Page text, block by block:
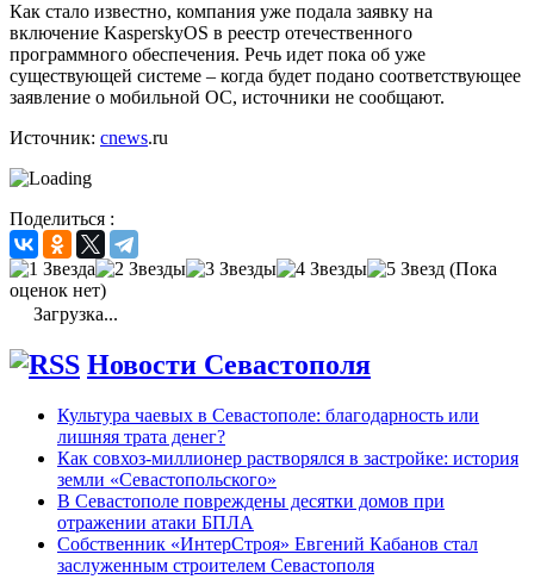
Как стало известно, компания уже подала заявку на
включение KasperskyOS в реестр отечественного
программного обеспечения. Речь идет пока об уже
существующей системе – когда будет подано соответствующее
заявление о мобильной ОС, источники не сообщают.
Источник: cnews.ru
Поделиться :
(Пока
оценок нет)
Загрузка...
Новости Севастополя
Культура чаевых в Севастополе: благодарность или
лишняя трата денег?
Как совхоз-миллионер растворялся в застройке: история
земли «Севастопольского»
В Севастополе повреждены десятки домов при
отражении атаки БПЛА
Собственник «ИнтерСтроя» Евгений Кабанов стал
заслуженным строителем Севастополя